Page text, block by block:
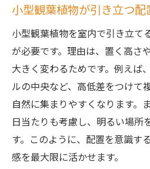
小型観葉植物が引き立つ配
小型観葉植物を室内で引き立て
が必要です。理由は、置く高さ
大きく変わるためです。例えば
ルの中央など、高低差をつけて
自然に集まりやすくなります。
日当たりも考慮し、明るい場所
す。このように、配置を意識す
感を最大限に活かせます。